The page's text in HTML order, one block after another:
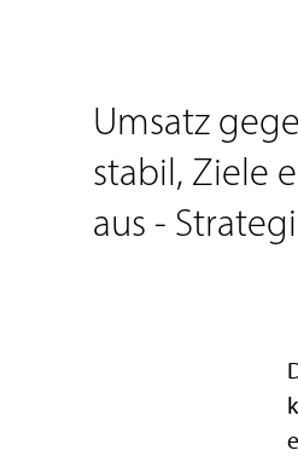
Umsatz
stabil, Ziele
aus -